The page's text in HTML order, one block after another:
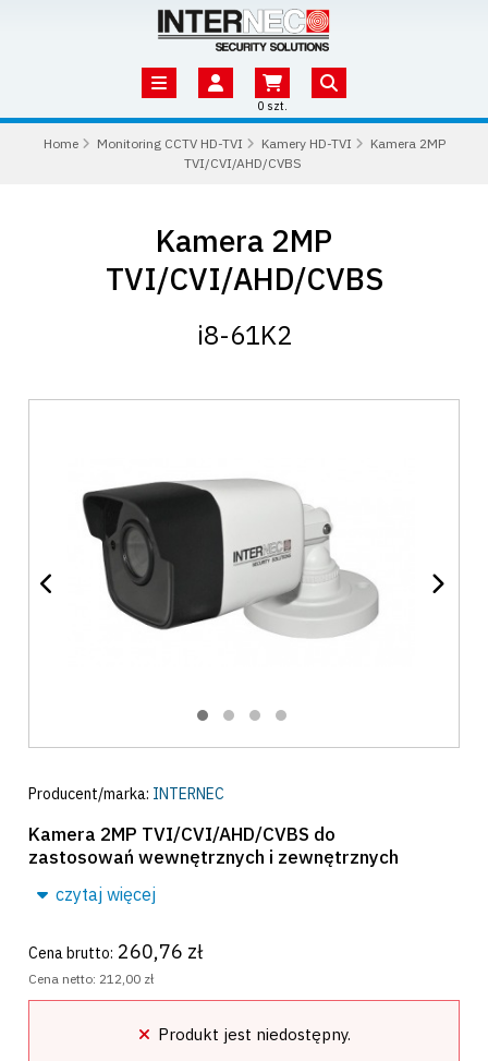
0 szt.
Home Monitoring CCTV HD-TVI Kamery HD-TVI
Kamera 2MP
TVI/CVI/AHD/CVBS
Kamera 2MP
TVI/CVI/AHD/CVBS
i8-61K2
Producent/marka: INTERNEC
Kamera 2MP TVI/CVI/AHD/CVBS do
zastosowań wewnętrznych i zewnętrznych
czytaj więcej
Cena brutto: 260,76 zł
Cena netto: 212,00 zł
Produkt jest niedostępny.